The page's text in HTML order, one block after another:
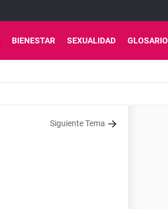
BIENESTAR SEXUALIDAD GLOSARIO
Siguiente Tema